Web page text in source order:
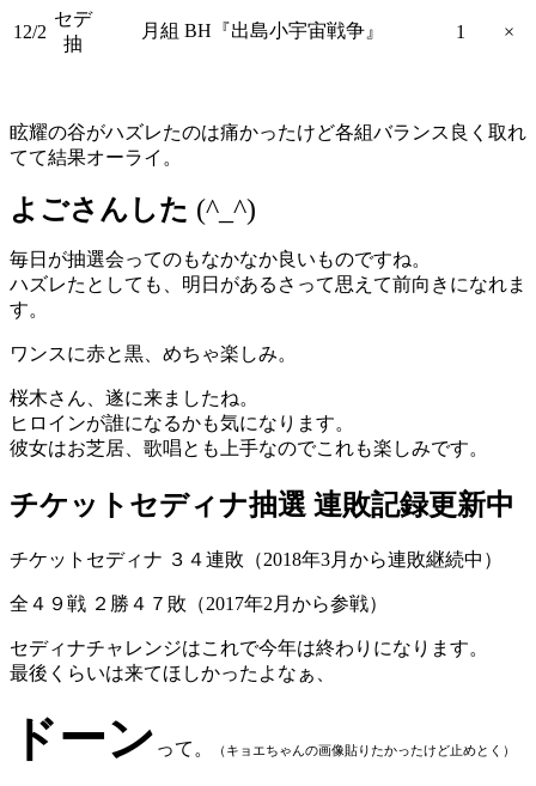
12/2
セデ
抽
月組 BH『出島小宇宙戦争』 1 ×
眩耀の谷がハズレたのは痛かったけど各組バランス良く取れ
てて結果オーライ。
よごさんした (^_^)
毎日が抽選会ってのもなかなか良いものですね。
ハズレたとしても、明日があるさって思えて前向きになれま
す。
ワンスに赤と黒、めちゃ楽しみ。
桜木さん、遂に来ましたね。
ヒロインが誰になるかも気になります。
彼女はお芝居、歌唱とも上手なのでこれも楽しみです。
チケットセディナ抽選 連敗記録更新中
チケットセディナ ３４連敗（2018年3月から連敗継続中）
全４９戦 ２勝４７敗（2017年2月から参戦）
セディナチャレンジはこれで今年は終わりになります。
最後くらいは来てほしかったよなぁ、
ドーン って。 （キョエちゃんの画像貼りたかったけど止めとく）